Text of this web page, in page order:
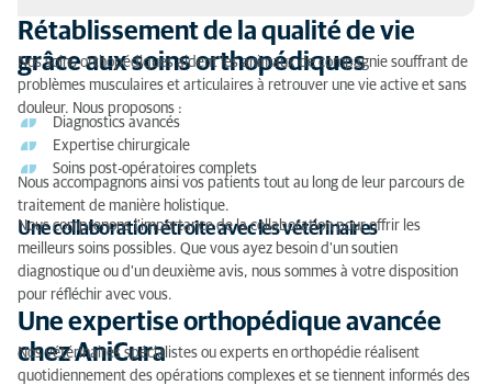
Rétablissement de la qualité de vie grâce aux soins
orthopédiques
Une expertise orthopédique avancée chez AniCura
Traitements orthopédiques chez AniCura
Rétablissement de la qualité de vie
grâce aux soins orthopédiques
Nos soins orthopédiques aident les animaux de compagnie souffrant de
problèmes musculaires et articulaires à retrouver une vie active et sans
douleur. Nous proposons :
Diagnostics avancés
Expertise chirurgicale
Soins post-opératoires complets
Nous accompagnons ainsi vos patients tout au long de leur parcours de
traitement de manière holistique.
Une collaboration étroite avec les vétérinaires
Nous comprenons l'importance de la collaboration pour offrir les
meilleurs soins possibles. Que vous ayez besoin d'un soutien
diagnostique ou d'un deuxième avis, nous sommes à votre disposition
pour réfléchir avec vous.
Une expertise orthopédique avancée
chez AniCura
Nos vétérinaires spécialistes ou experts en orthopédie réalisent
quotidiennement des opérations complexes et se tiennent informés des